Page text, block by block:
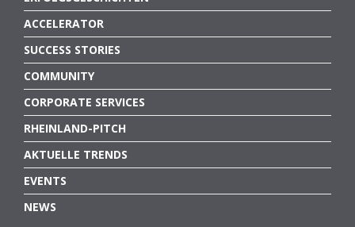
ACCELERATOR
SUCCESS STORIES
COMMUNITY
CORPORATE SERVICES
RHEINLAND-PITCH
AKTUELLE TRENDS
EVENTS
NEWS